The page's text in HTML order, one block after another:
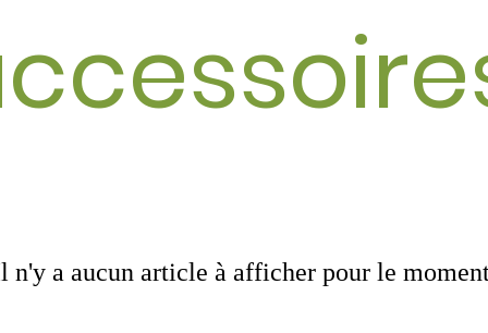
n'y a aucun article à afficher pour le